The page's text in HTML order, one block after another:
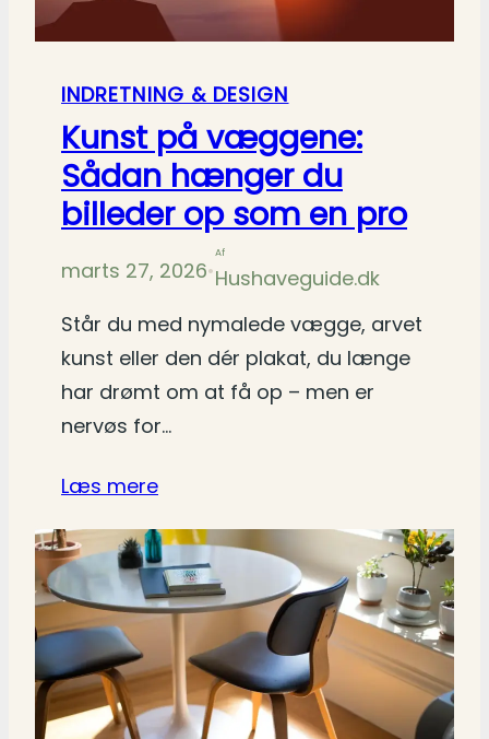
INDRETNING & DESIGN
Kunst på væggene:
Sådan hænger du
billeder op som en pro
marts 27, 2026•
Af
Hushaveguide.dk
Står du med nymalede vægge, arvet
kunst eller den dér plakat, du længe
har drømt om at få op – men er
nervøs for…
Læs mere